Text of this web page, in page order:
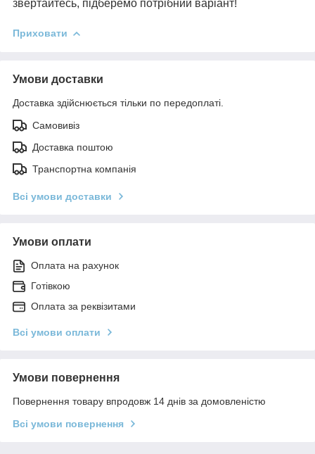
звертайтесь, підберемо потрібний варіант!
Приховати
Умови доставки
Доставка здійснюється тільки по передоплаті.
Самовивіз
Доставка поштою
Транспортна компанія
Всі умови доставки
Умови оплати
Оплата на рахунок
Готівкою
Оплата за реквізитами
Всі умови оплати
Умови повернення
Повернення товару впродовж 14 днів за домовленістю
Всі умови повернення